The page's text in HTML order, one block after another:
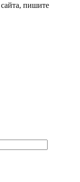
пишите